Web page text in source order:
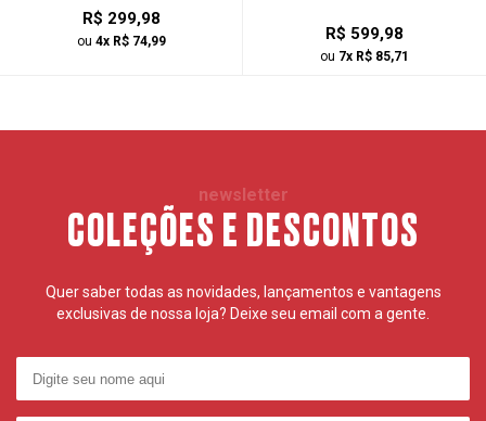
R$ 299,98
ou 4x R$ 74,99 R$ 599,98
ou 7x R$ 85,71
newsletter
COLEÇÕES E DESCONTOS
Quer saber todas as novidades, lançamentos e vantagens
exclusivas de nossa loja? Deixe seu email com a gente.